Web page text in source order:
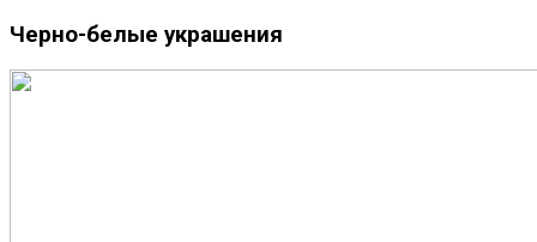
Черно-белые украшения